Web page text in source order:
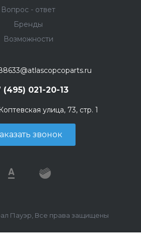
Вопрос - ответ
Бренды
Возможности
(495) 021-20-13
улица, 73, стр. 1
звонок
Пауэр, Все права защищены